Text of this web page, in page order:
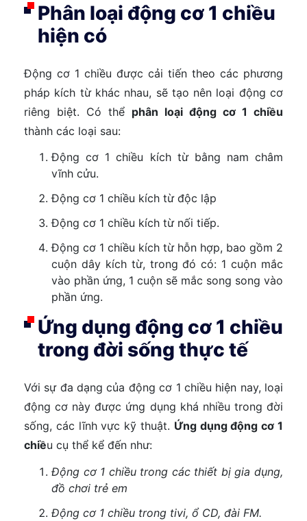
Phân loại động cơ 1 chiều
hiện có
Động cơ 1 chiều được cải tiến theo các phương
pháp kích từ khác nhau, sẽ tạo nên loại động cơ
riêng biệt. Có thể phân loại động cơ 1 chiều
thành các loại sau:
Động cơ 1 chiều kích từ bằng nam châm
vĩnh cửu.
Động cơ 1 chiều kích từ độc lập
Động cơ 1 chiều kích từ nối tiếp.
Động cơ 1 chiều kích từ hỗn hợp, bao gồm 2
cuộn dây kích từ, trong đó có: 1 cuộn mắc
vào phần ứng, 1 cuộn sẽ mắc song song vào
phần ứng.
Ứng dụng động cơ 1 chiều
trong đời sống thực tế
Với sự đa dạng của động cơ 1 chiều hiện nay, loại
động cơ này được ứng dụng khá nhiều trong đời
sống, các lĩnh vực kỹ thuật. Ứng dụng động cơ 1
chiều cụ thể kể đến như:
Động cơ 1 chiều trong các thiết bị gia dụng,
đồ chơi trẻ em
Động cơ 1 chiều trong tivi, ổ CD, đài FM.